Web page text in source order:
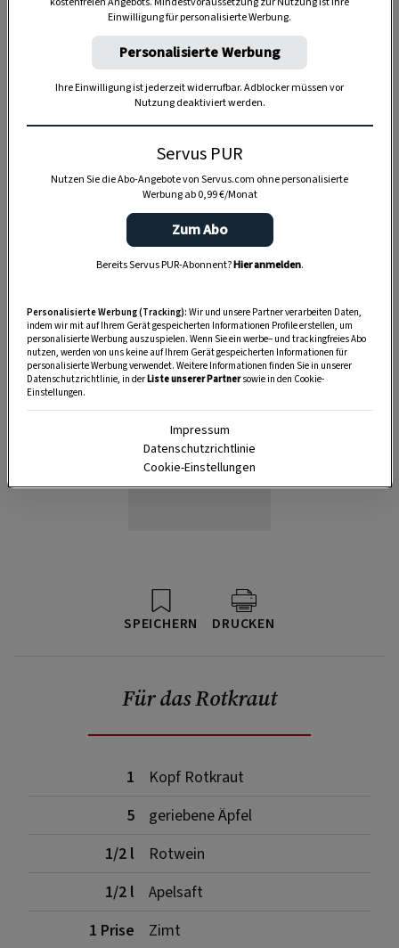
Anzeige
SPEICHERN DRUCKEN
Für das Rotkraut
1
Kopf Rotkraut
5
geriebene Äpfel
1/2 l
Rotwein
1/2 l
Apelsaft
1 Prise
Zimt
Einwilligung für personalisierte Werbung.
Personalisierte Werbung
Ihre Einwilligung ist jederzeit widerrufbar. Adblocker müssen vor
Nutzung deaktiviert werden.
Servus PUR
Nutzen Sie die Abo-Angebote von Servus.com ohne personalisierte
Werbung ab 0,99 €/Monat
Zum Abo
Bereits Servus PUR-Abonnent?Hier anmelden.
Personalisierte Werbung (Tracking): Wir und unsere Partner verarbeiten Daten,
indem wir mit auf Ihrem Gerät gespeicherten Informationen Profile erstellen, um
personalisierte Werbung auszuspielen. Wenn Sie ein werbe– und trackingfreies Abo
nutzen, werden von uns keine auf Ihrem Gerät gespeicherten Informationen für
personalisierte Werbung verwendet. Weitere Informationen finden Sie in unserer
Datenschutzrichtlinie, in derListe unserer Partnersowie in den Cookie-
Einstellungen.
Impressum
Datenschutzrichtlinie
Cookie-Einstellungen